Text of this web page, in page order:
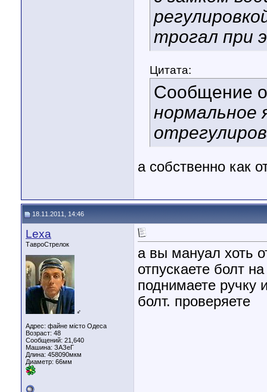
трогал при
Цитата:
Сообщение
нормальное
а собственно как
18.11.2011, 14:46
Lexa
ТавроСтрелок
♂
Адрес: файне місто Одеса
Возраст: 48
Сообщений: 21,640
Машина: ЗАЗеГ
Длина: 458090мкм
Диаметр: 66мм
а вы мануал хоть
отпускаете болт
поднимаете ручку
болт. проверяете